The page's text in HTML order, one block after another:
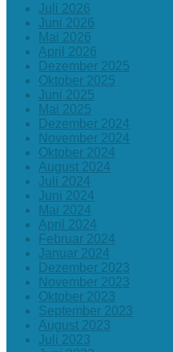
Juli 2026
Juni 2026
Mai 2026
April 2026
Dezember 2025
Oktober 2025
Juni 2025
Mai 2025
Dezember 2024
November 2024
Oktober 2024
August 2024
Juli 2024
Juni 2024
Mai 2024
April 2024
Februar 2024
Januar 2024
Dezember 2023
November 2023
Oktober 2023
September 2023
August 2023
Juli 2023